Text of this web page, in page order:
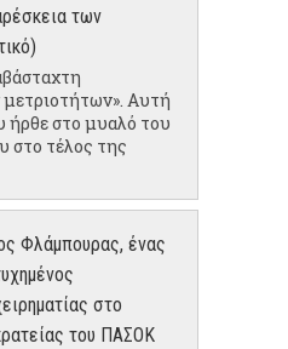
των
Αυτή
ήρθε στο μυαλό του
στο τέλος της
Φλάμπουρας, ένας
στο
του ΠΑΣΟΚ